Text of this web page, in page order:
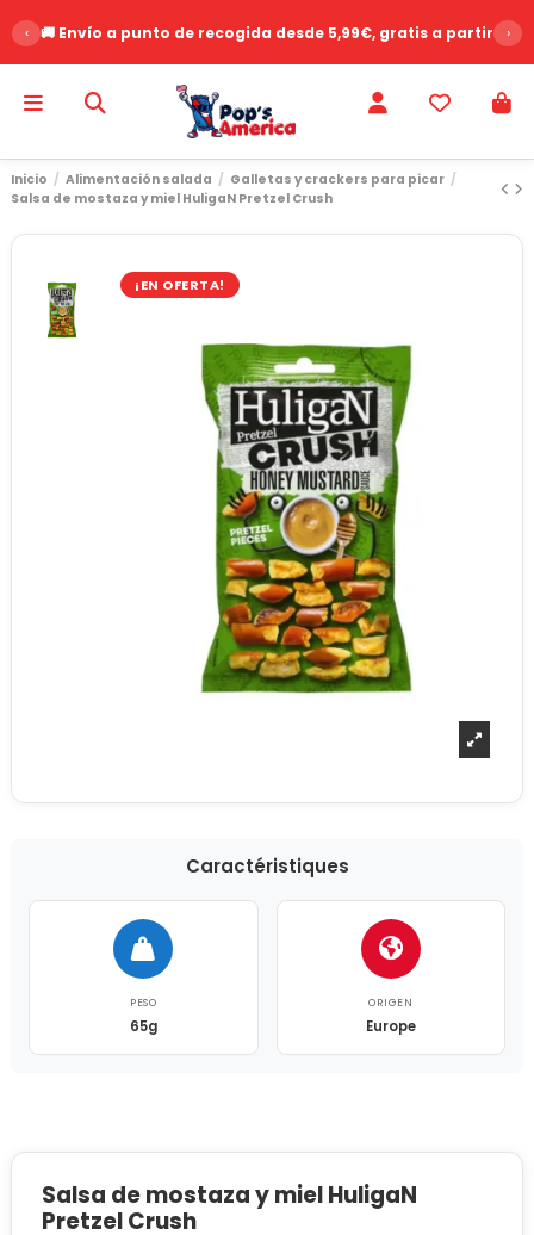
‹ 🚚 Envío a punto de recogida desde 5,99€, gratis a partir de
›
Inicio Alimentación salada
Galletas y crackers para picar
Salsa de mostaza y miel HuligaN Pretzel Crush
¡EN OFERTA!
Caractéristiques
PESO
65g
ORIGEN
Europe
Salsa de mostaza y miel HuligaN
Pretzel Crush